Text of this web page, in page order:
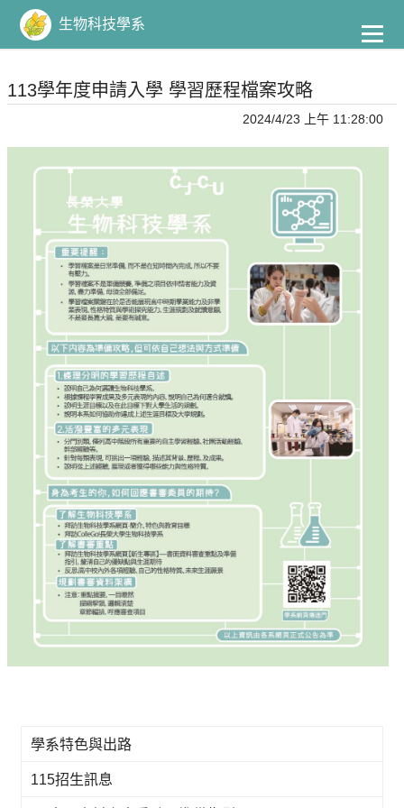
主
要
容
生物科技學系
113學年度申請入學 學習歷程檔案攻略
2024/4/23 上午 11:28:00
學系特色與出路
115招生訊息